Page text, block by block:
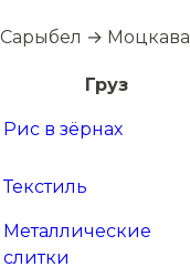
Сарыбел → Моцкава
Груз
Рис в зёрнах
Текстиль
Металлические
слитки